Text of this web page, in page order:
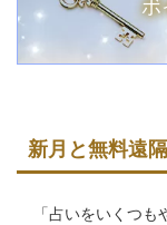
ボ
新月と無料遠
「占いをいくつも